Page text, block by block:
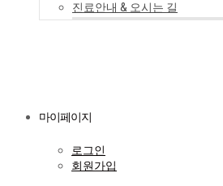
진료안내 & 오시는 길
마이페이지
로그인
회원가입